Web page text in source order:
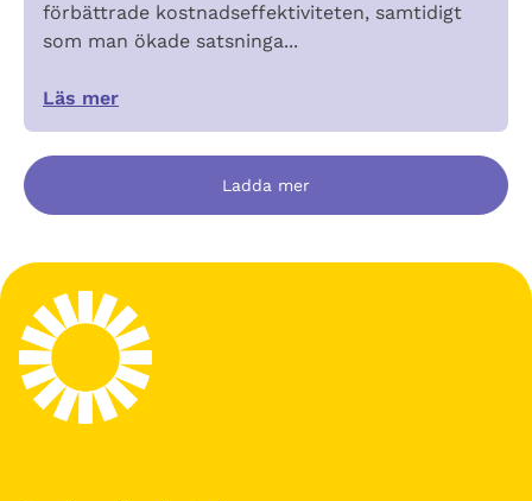
förbättrade kostnadseffektiviteten, samtidigt
som man ökade satsninga...
Läs mer
Ladda mer